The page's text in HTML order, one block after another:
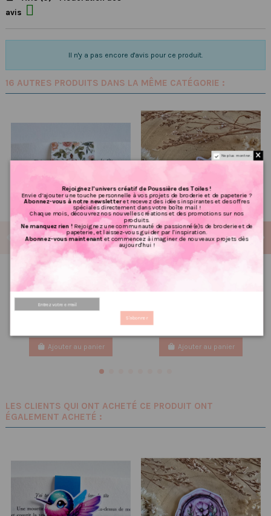
avis 
Il n'y a pas encore d'avis pour ce produit.
16 AUTRES PRODUITS DANS LA MÊME CATÉGORIE :
Marque page magnétique
3,33 €
2.66 €
PRIX VIP👑
Ajouter au panier
Poussière à aiguilles : Renard
2,50 €
Ajouter au panier
LES CLIENTS QUI ONT ACHETÉ CE PRODUIT ONT
ÉGALEMENT ACHETÉ :
Ne plus montrer.
Rejoignez l’univers créatif de Poussière des Toiles !
Envie d’ajouter une touche personnelle à vos projets de broderie et de papeterie ?
Abonnez-vous à notre newsletteret recevez des idées inspirantes et des offres
spéciales directement dans votre boîte mail !
Chaque mois, découvrez nos nouvelles créations et des promotions sur nos
produits.
Ne manquez rien !Rejoignez une communauté de passionné(e)s de broderie et de
papeterie, et laissez-vous guider par l'inspiration.
Abonnez-vous maintenantet commencez à imaginer de nouveaux projets dès
aujourd'hui !
S'abonner